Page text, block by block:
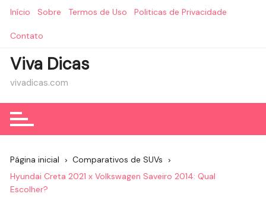
Início Sobre Termos de Uso Politicas de Privacidade
Contato
Viva Dicas
vivadicas.com
Página inicial
Comparativos de SUVs
Hyundai Creta 2021 x Volkswagen Saveiro 2014: Qual
Escolher?